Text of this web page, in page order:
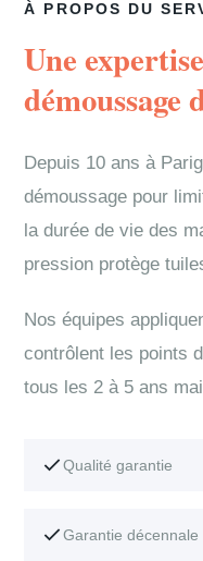
À PROPOS DU
Une
démoussage
Depuis 10 ans à
démoussage pour
la durée de vie des
pression protège
Nos équipes
contrôlent les points
tous les 2 à 5 ans
Qualité garantie
Garantie décennale